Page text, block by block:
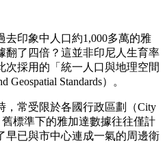
印象中人口約1,000多萬的雅
翻了四倍？這並非印尼人生育率
次採用的「統一人口與地理空間
Standards）。
，常受限於各國行政區劃（City
標準下的雅加達數據往往僅計
早已與市中心連成一氣的周邊衛